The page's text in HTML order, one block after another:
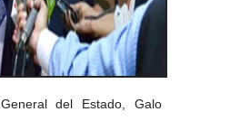
del Estado, Galo